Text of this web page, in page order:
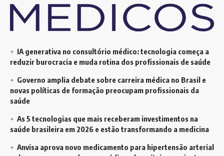
IA generativa no consultório médico: tecnologia começa a
reduzir burocracia e muda rotina dos profissionais de saúde
Governo amplia debate sobre carreira médica no Brasil e
novas políticas de formação preocupam profissionais da
saúde
As 5 tecnologias que mais receberam investimentos na
saúde brasileira em 2026 e estão transformando a medicina
Anvisa aprova novo medicamento para hipertensão arterial